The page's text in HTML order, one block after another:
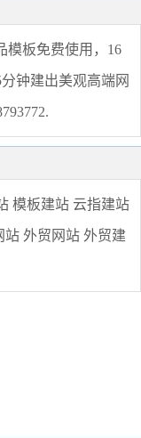
模板免费使用，16
钟建出美观高端网
模板建站 云指建站
站 外贸网站 外贸建